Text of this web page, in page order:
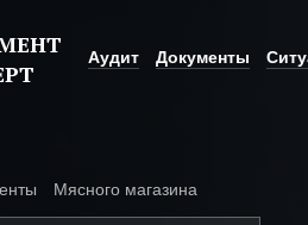
Аудит Документы
Мясного магазина